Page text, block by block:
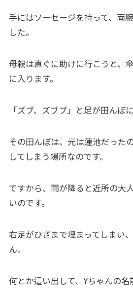
手にはソーセージを持って、両
した。
母親は直ぐに助けに行こうと、
に入ります。
「ズブ、ズブブ」と足が田んぼ
その田んぼは、元は蓮池だった
してしまう場所なのです。
ですから、雨が降ると近所の大
いのです。
右足がひざまで埋まってしまい
ん。
何とか這い出して、Yちゃんの名